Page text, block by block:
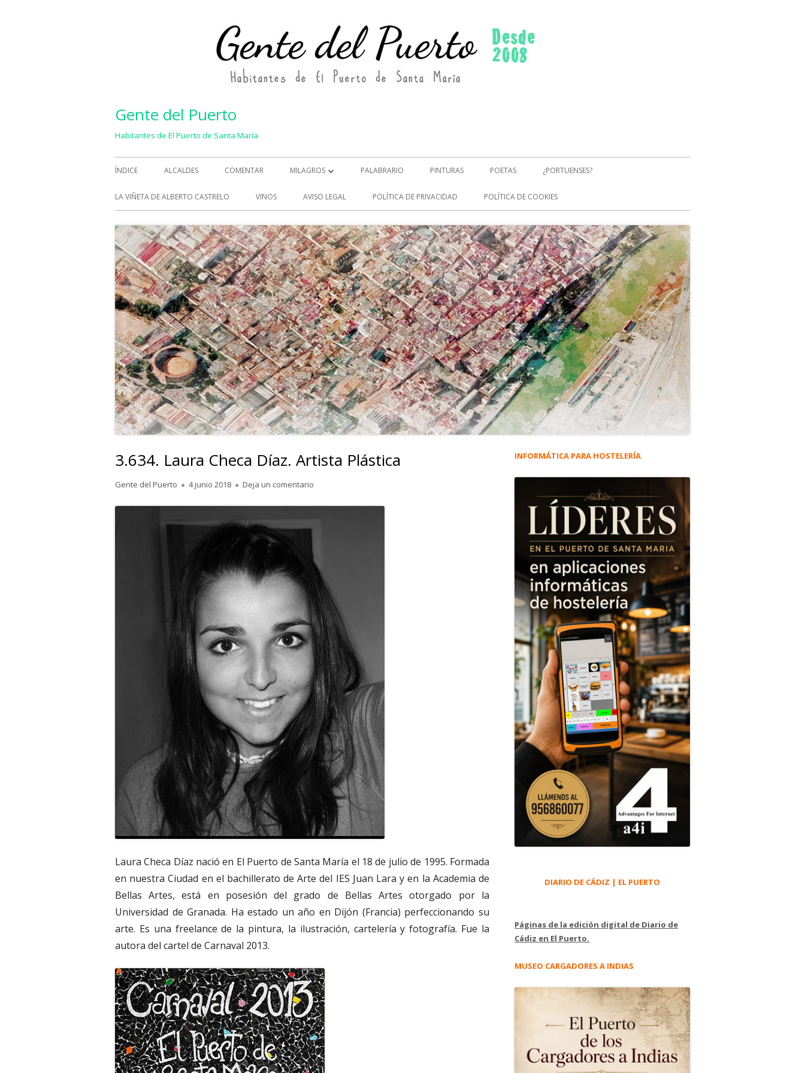
Gente del Puerto
Habitantes de El Puerto de Santa María
Menú
principal
ÍNDICE ALCALDES COMENTAR MILAGROS
MILAGROS (2)
PALABRARIO PINTURAS POETAS ¿PORTUENSES?
LA VIÑETA DE ALBERTO CASTRELO VINOS AVISO LEGAL POLÍTICA DE PRIVACIDAD POLÍTICA DE COOKIES
3.634. Laura Checa Díaz. Artista Plástica
Autor
Gente del Puerto
Publicado
4 junio 2018 Deja un comentario
Laura Checa Díaz nació en El Puerto de Santa María el 18 de julio de 1995. Formada
en nuestra Ciudad en el bachillerato de Arte del IES Juan Lara y en la Academia de
Bellas Artes, está en posesión del grado de Bellas Artes otorgado por la
Universidad de Granada. Ha estado un año en Dijón (Francia) perfeccionando su
arte. Es una freelance de la pintura, la ilustración, cartelería y fotografía. Fue la
autora del cartel de Carnaval 2013.
Barra
principal
INFORMÁTICA PARA HOSTELERÍA
DIARIO DE CÁDIZ | EL PUERTO
Páginas de la edición digital de Diario de
Cádiz en El Puerto.
MUSEO CARGADORES A INDIAS